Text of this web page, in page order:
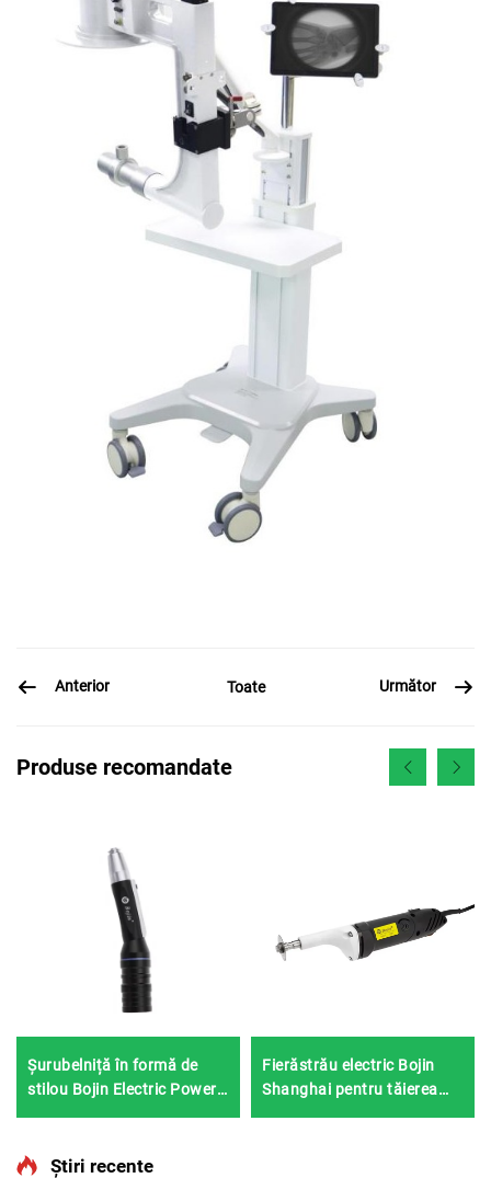
Anterior Toate Următor
Produse recomandate
Șurubelniță în formă de
stilou Bojin Electric Power
piciorului, neurochirurgie
Fierăstrău electric Bojin
Shanghai pentru tăierea
Știri recente